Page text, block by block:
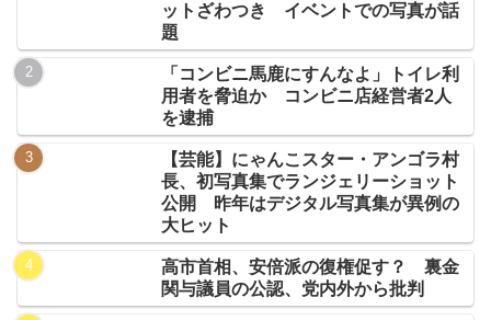
ットざわつき イベントでの写真が話
題
「コンビニ馬鹿にすんなよ」トイレ利
用者を脅迫か コンビニ店経営者2人
を逮捕
【芸能】にゃんこスター・アンゴラ村
長、初写真集でランジェリーショット
公開 昨年はデジタル写真集が異例の
大ヒット
高市首相、安倍派の復権促す？ 裏金
関与議員の公認、党内外から批判